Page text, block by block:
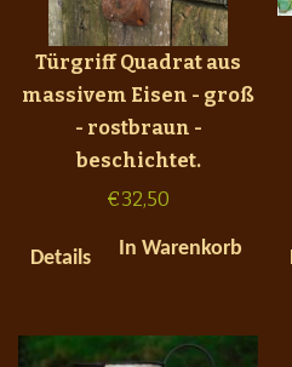
Türgriff Quadrat aus
massivem Eisen - groß
- rostbraun -
beschichtet.
€32,50
Details In Warenkorb